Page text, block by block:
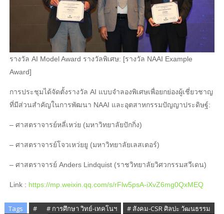
รางวัล AI Model Award รางวัลพิเศษ: [รางวัล NAAI Example
Award]
การประชุมได้จัดตั้งรางวัล AI แบบจําลองพิเศษเพื่อยกย่องผู้เชี่ยวชาญ
ที่มีส่วนสําคัญในการพัฒนา NAAI และอุตสาหกรรมปัญญาประดิษฐ์:
– ศาสตราจารย์หลี่เหว่ย (มหาวิทยาลัยปักกิ่ง)
– ศาสตราจารย์โจวเหว่ยยู (มหาวิทยาลัยเลสเตอร์)
– ศาสตราจารย์ Anders Lindquist (ราชวิทยาลัยวิศวกรรมสวีเดน)
Link : https://mp.weixin.qq.com/s/rFlw5psA-iXvZ6mg0QxMEQ
Tags # ​ # การศึกษา วิทย์-เทคโนฯ
# สังคม-CSR ศิลปะ วัฒนธรรม